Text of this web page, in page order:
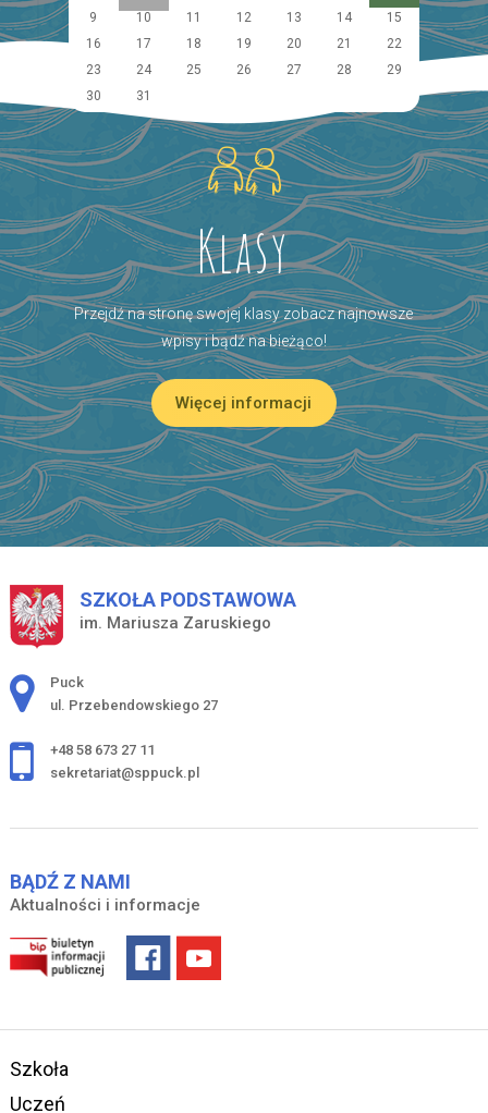
9
10 11 12 13 14
15
16
17 18 19 20 21
22
23
24 25 26 27 28
29
30
31
Klasy
Przejdź na stronę swojej klasy zobacz najnowsze
wpisy i bądź na bieżąco!
Więcej informacji
SZKOŁA PODSTAWOWA
im. Mariusza Zaruskiego
Adres pocztowy:
Puck
ul. Przebendowskiego 27
+48 58 673 27 11
sekretariat@sppuck.pl
BĄDŹ Z NAMI
Aktualności i informacje
Szkoła
Uczeń